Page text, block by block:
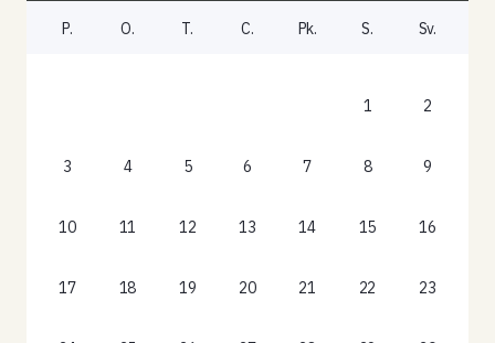
P. O. T. C. Pk. S. Sv.
1 2
3 4 5 6 7 8 9
10 11 12 13 14 15 16
17 18 19 20 21 22 23